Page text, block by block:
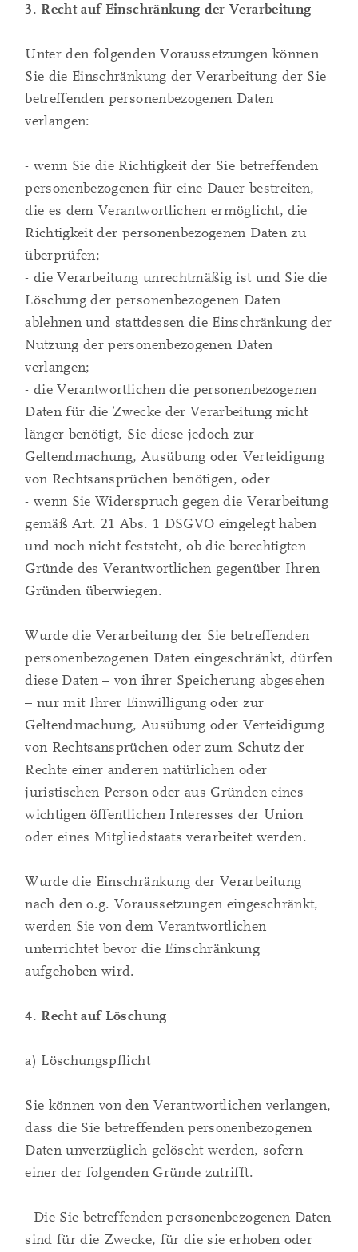
3. Recht auf Einschränkung der Verarbeitung
Unter den folgenden Voraussetzungen können
Sie die Einschränkung der Verarbeitung der Sie
betreffenden personenbezogenen Daten
verlangen:
- wenn Sie die Richtigkeit der Sie betreffenden
personenbezogenen für eine Dauer bestreiten,
die es dem Verantwortlichen ermöglicht, die
Richtigkeit der personenbezogenen Daten zu
überprüfen;
- die Verarbeitung unrechtmäßig ist und Sie die
Löschung der personenbezogenen Daten
ablehnen und stattdessen die Einschränkung der
Nutzung der personenbezogenen Daten
verlangen;
- die Verantwortlichen die personenbezogenen
Daten für die Zwecke der Verarbeitung nicht
länger benötigt, Sie diese jedoch zur
Geltendmachung, Ausübung oder Verteidigung
von Rechtsansprüchen benötigen, oder
- wenn Sie Widerspruch gegen die Verarbeitung
gemäß Art. 21 Abs. 1 DSGVO eingelegt haben
und noch nicht feststeht, ob die berechtigten
Gründe des Verantwortlichen gegenüber Ihren
Gründen überwiegen.
Wurde die Verarbeitung der Sie betreffenden
personenbezogenen Daten eingeschränkt, dürfen
diese Daten – von ihrer Speicherung abgesehen
– nur mit Ihrer Einwilligung oder zur
Geltendmachung, Ausübung oder Verteidigung
von Rechtsansprüchen oder zum Schutz der
Rechte einer anderen natürlichen oder
juristischen Person oder aus Gründen eines
wichtigen öffentlichen Interesses der Union
oder eines Mitgliedstaats verarbeitet werden.
Wurde die Einschränkung der Verarbeitung
nach den o.g. Voraussetzungen eingeschränkt,
werden Sie von dem Verantwortlichen
unterrichtet bevor die Einschränkung
aufgehoben wird.
4. Recht auf Löschung
a) Löschungspflicht
Sie können von den Verantwortlichen verlangen,
dass die Sie betreffenden personenbezogenen
Daten unverzüglich gelöscht werden, sofern
einer der folgenden Gründe zutrifft:
- Die Sie betreffenden personenbezogenen Daten
sind für die Zwecke, für die sie erhoben oder